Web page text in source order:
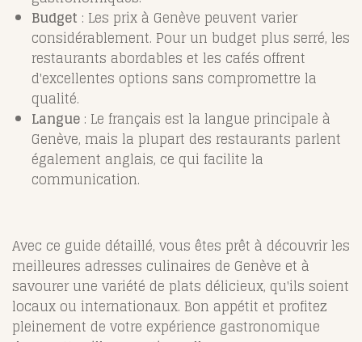
Budget : Les prix à Genève peuvent varier
considérablement. Pour un budget plus serré, les
restaurants abordables et les cafés offrent
d'excellentes options sans compromettre la
qualité.
Langue : Le français est la langue principale à
Genève, mais la plupart des restaurants parlent
également anglais, ce qui facilite la
communication.
Avec ce guide détaillé, vous êtes prêt à découvrir les
meilleures adresses culinaires de Genève et à
savourer une variété de plats délicieux, qu'ils soient
locaux ou internationaux. Bon appétit et profitez
pleinement de votre expérience gastronomique